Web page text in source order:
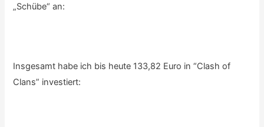
„Schübe“ an:
Insgesamt habe ich bis heute 133,82 Euro in “Clash of
Clans” investiert: